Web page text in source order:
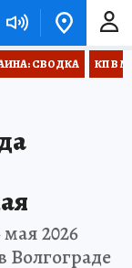
СВОДКА КП В
2026
Волгограде